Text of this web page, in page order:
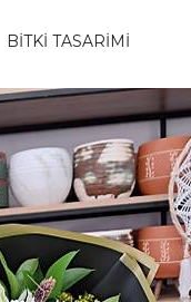
BİTKİ TASARİMİ